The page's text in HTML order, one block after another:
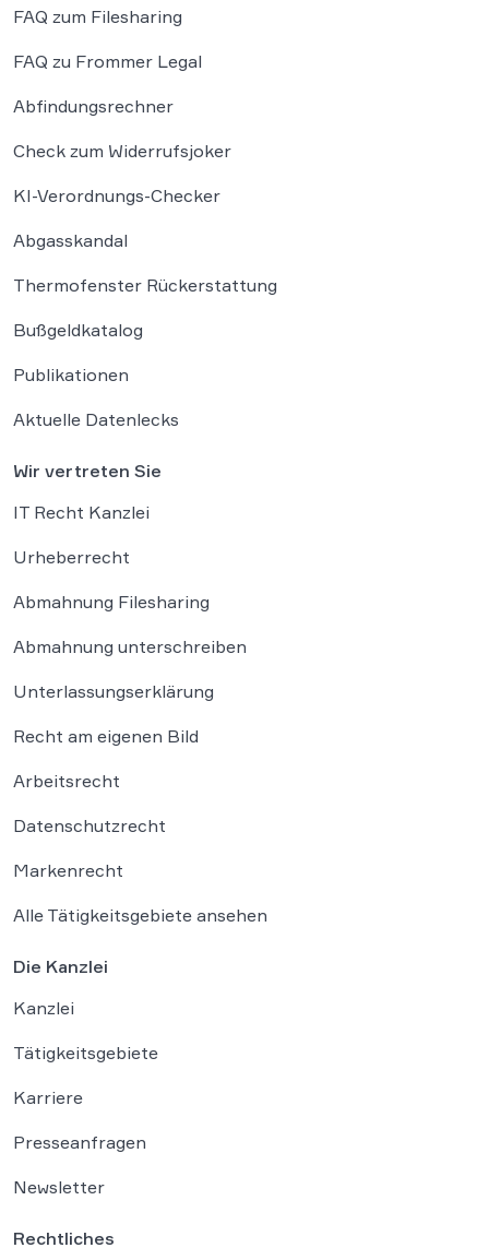
FAQ zum Filesharing
FAQ zu Frommer Legal
Abfindungsrechner
Check zum Widerrufsjoker
KI-Verordnungs-Checker
Abgasskandal
Thermofenster Rückerstattung
Bußgeldkatalog
Publikationen
Aktuelle Datenlecks
Wir vertreten Sie
IT Recht Kanzlei
Urheberrecht
Abmahnung Filesharing
Abmahnung unterschreiben
Unterlassungserklärung
Recht am eigenen Bild
Arbeitsrecht
Datenschutzrecht
Markenrecht
Alle Tätigkeitsgebiete ansehen
Die Kanzlei
Kanzlei
Tätigkeitsgebiete
Karriere
Presseanfragen
Newsletter
Rechtliches